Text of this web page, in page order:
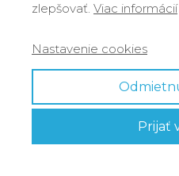
Zabudli
zlepšovať. Viac informácií
Nastavenie cookies
Prijať